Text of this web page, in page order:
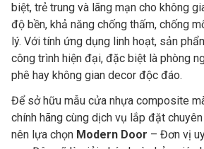
biệt, trẻ trung và lãng mạn cho không
độ bền, khả năng chống thấm, chống
lý. Với tính ứng dụng linh hoạt, sản
công trình hiện đại, đặc biệt là phòng
phê hay không gian decor độc đáo.
Để sở hữu mẫu cửa nhựa composite
chính hãng cùng dịch vụ lắp đặt
nên lựa chọn Modern Door – Đơn vị